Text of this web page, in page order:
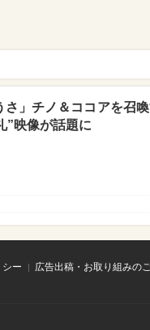
」チノ＆ココアを召
”映像が話題に
ー
広告出稿・お取り組みの